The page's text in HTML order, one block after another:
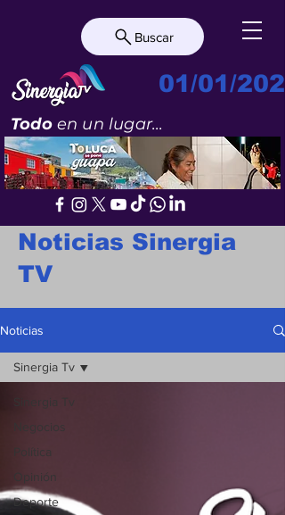
Buscar
01/01/
Todoen un lugar...
Noticias Sinergia
TV
Noticias
Sinergia Tv
Negocios
Política
Opinión
Deporte
Sinergia Tv